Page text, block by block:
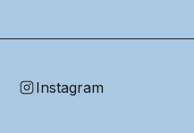
Instagram